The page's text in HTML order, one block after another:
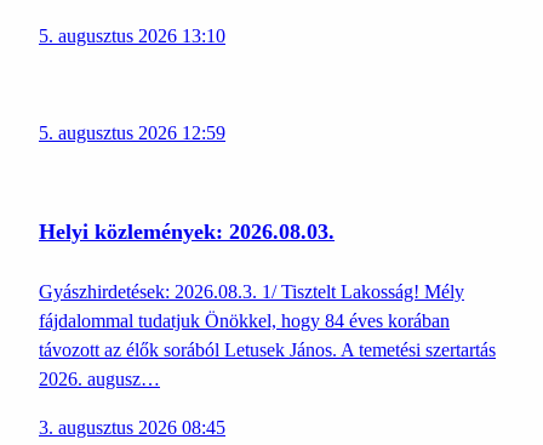
5. augusztus 2026 13:10
5. augusztus 2026 12:59
Helyi közlemények: 2026.08.03.
Gyászhirdetések: 2026.08.3. 1/ Tisztelt Lakosság! Mély
fájdalommal tudatjuk Önökkel, hogy 84 éves korában
távozott az élők sorából Letusek János. A temetési szertartás
2026. augusz…
3. augusztus 2026 08:45